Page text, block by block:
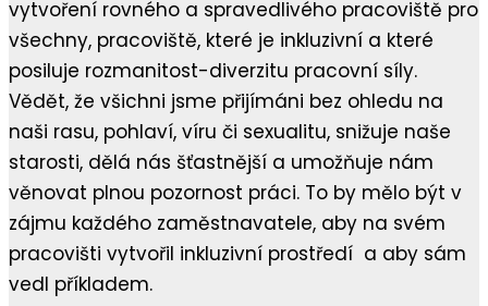
vytvoření rovného a spravedlivého pracoviště pro
všechny, pracoviště, které je inkluzivní a které
posiluje rozmanitost-diverzitu pracovní síly.
Vědět, že všichni jsme přijímáni bez ohledu na
naši rasu, pohlaví, víru či sexualitu, snižuje naše
starosti, dělá nás šťastnější a umožňuje nám
věnovat plnou pozornost práci. To by mělo být v
zájmu každého zaměstnavatele, aby na svém
pracovišti vytvořil inkluzivní prostředí a aby sám
vedl příkladem.